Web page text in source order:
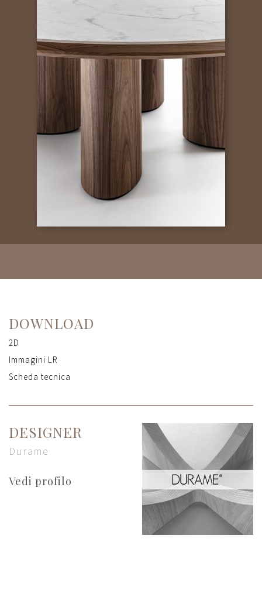
DOWNLOAD
2D
Immagini LR
Scheda tecnica
DESIGNER
Durame
Vedi profilo